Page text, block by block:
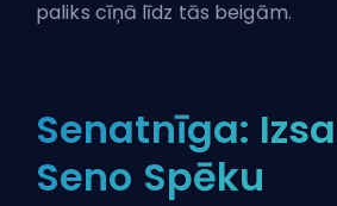
paliks cīņā līdz tās beigām.
Senatnīga:
Seno Spēku